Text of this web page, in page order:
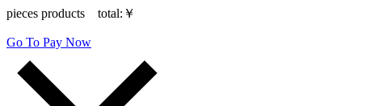
pieces products total: ￥
Go To Pay Now